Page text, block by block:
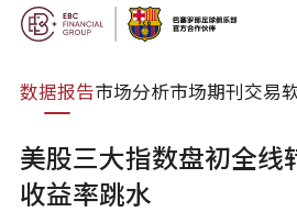
数据报告市场分析市场期刊交易
美股三大指数盘初全线
收益率跳水